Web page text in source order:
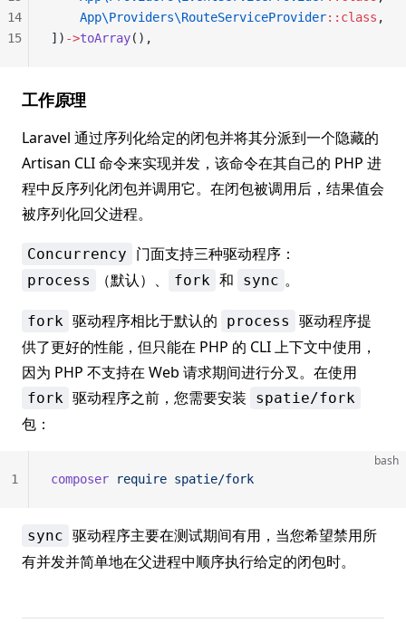
    App\Providers\RouteServiceProvider
::class ,
]) ->toArray(),
14
15
工作原理
Laravel 通过序列化给定的闭包并将其分派到一个隐藏的
Artisan CLI 命令来实现并发，该命令在其自己的 PHP 进
程中反序列化闭包并调用它。在闭包被调用后，结果值会
被序列化回父进程。
Concurrency 门面支持三种驱动程序：
process （默认）、 fork 和 sync 。
fork 驱动程序相比于默认的 process
驱动程序提
供了更好的性能，但只能在 PHP 的 CLI 上下文中使用，
因为 PHP 不支持在 Web 请求期间进行分叉。在使用
fork 驱动程序之前，您需要安装 spatie/fork
包：
bash
composer require spatie/fork
1
sync 驱动程序主要在测试期间有用，当您希望禁用所
有并发并简单地在父进程中顺序执行给定的闭包时。